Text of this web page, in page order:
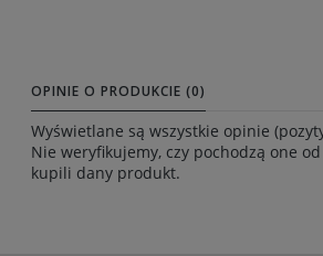
OPINIE O PRODUKCIE (0)
Wyświetlane są wszystkie opinie
Nie weryfikujemy, czy pochodzą one
kupili dany produkt.